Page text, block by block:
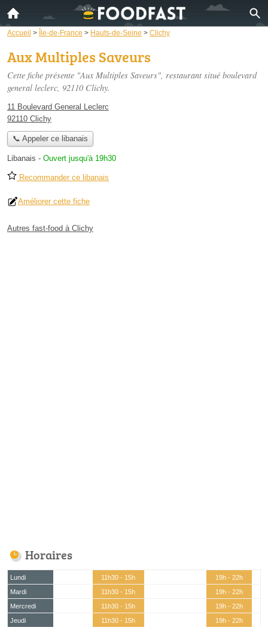
Accueil > Île-de-France > Hauts-de-Seine > Clichy
Aux Multiples Saveurs
Cette fiche présente "Aux Multiples Saveurs", restaurant situé boulevard
general leclerc, 92110 Clichy.
11 Boulevard General Leclerc
92110 Clichy
📞 Appeler ce libanais
Libanais - Ouvert jusqu'à 19h30
Recommander ce libanais
Améliorer cette fiche
Autres fast-food à Clichy
Horaires
Lundi 11h30 - 15h
19h - 22h
Mardi
11h30 - 15h
19h - 22h
Mercredi
11h30 - 15h
19h - 22h
Jeudi
11h30 - 15h
19h - 22h